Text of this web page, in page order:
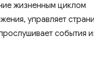
жизненным циклом
управляет
события